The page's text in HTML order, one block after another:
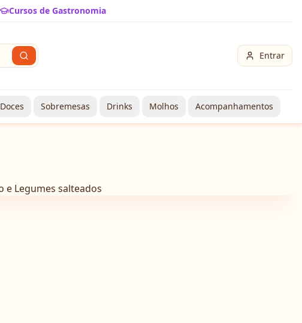
Cursos de Gastronomia
Entrar
Doces Sobremesas Drinks Molhos Acompanhamentos